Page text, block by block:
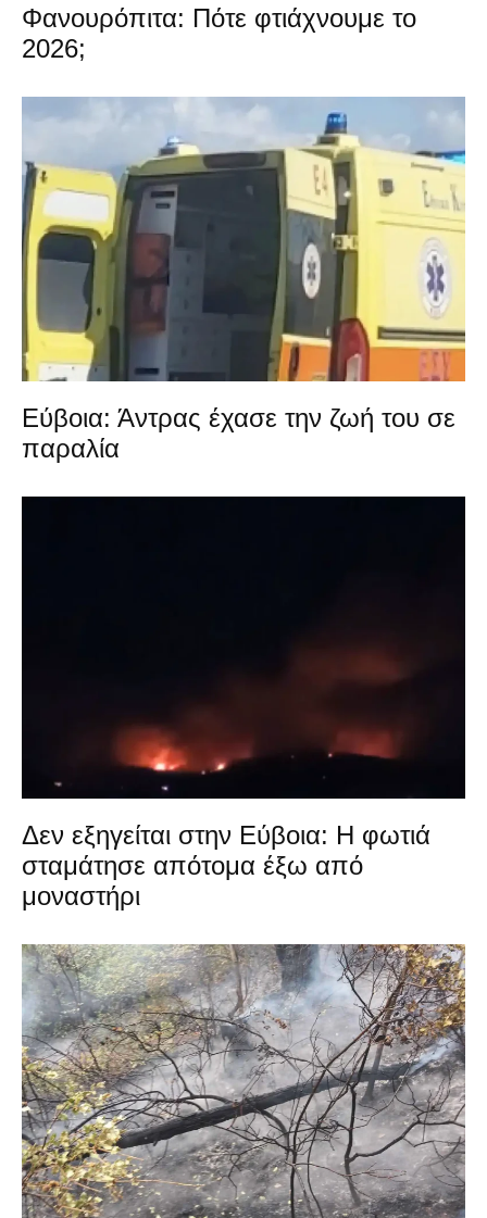
Φανουρόπιτα: Πότε φτιάχνουμε το
2026;
Εύβοια: Άντρας έχασε την ζωή του σε
παραλία
Δεν εξηγείται στην Εύβοια: Η φωτιά
σταμάτησε απότομα έξω από
μοναστήρι